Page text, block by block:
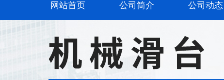
网站首页 公司简介 公司动态